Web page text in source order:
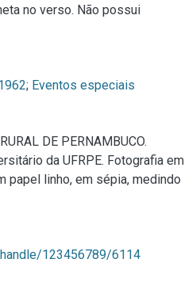
no verso. Não possui
; Eventos especiais
DE PERNAMBUCO.
da UFRPE. Fotografia em
papel linho, em sépia, medindo
123456789/6114